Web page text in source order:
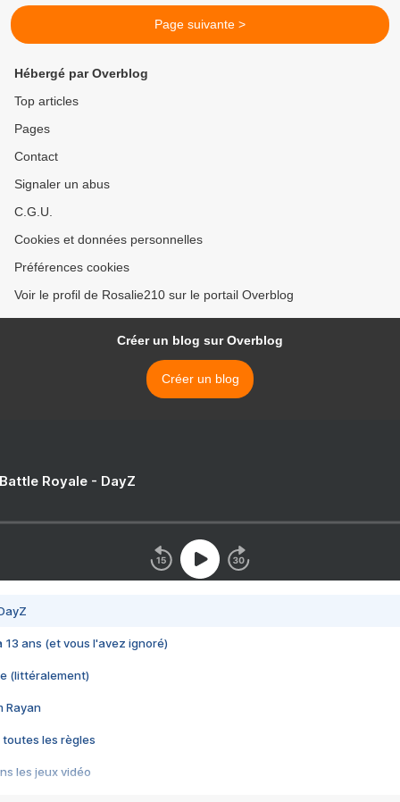
Page suivante >
Hébergé par Overblog
Top articles
Pages
Contact
Signaler un abus
C.G.U.
Cookies et données personnelles
Préférences cookies
Voir le profil de Rosalie210 sur le portail Overblog
Créer un blog sur Overblog
Créer un blog
Royale - DayZ
13 ans (et vous l'avez ignoré)
(littéralement)
Rayan
toutes les règles
les jeux vidéo